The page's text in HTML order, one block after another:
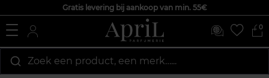
Gratis levering bij aankoop van min. 55€
0
Zoek een product, een merk…...